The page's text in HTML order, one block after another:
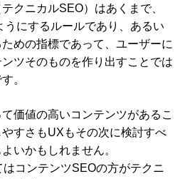
クニカルSEO）はあくまで、
にするルールであり、あるい
めの指標であって、ユーザーに
ツそのものを作り出すことでは
。
価値の高いコンテンツがあるこ
すさもUXもその次に検討すべ
いかもしれません。
コンテンツSEOの方がテクニ